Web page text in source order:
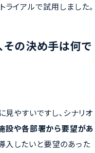
イアルで試用しました。
の決め手は何で
やすいですし、シナリオ
設や各部署から要望があ
入したいと要望のあった